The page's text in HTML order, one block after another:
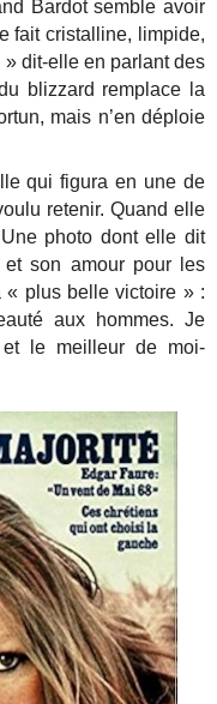
Bardot semble avoir
fait cristalline, limpide,
dit-elle en parlant des
blizzard remplace la
mais n’en déploie
qui figura en une de
retenir. Quand elle
photo dont elle dit
son amour pour les
« plus belle victoire » :
aux hommes. Je
le meilleur de moi-